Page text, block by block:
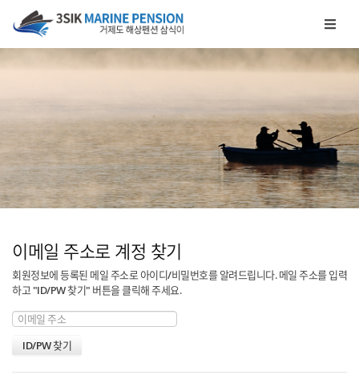
메뉴 건너뛰기
이메일 주소로 계정 찾기
회원정보에 등록된 메일 주소로 아이디/비밀번호를 알려드립니다. 메일 주소를 입력
하고 "ID/PW 찾기" 버튼을 클릭해 주세요.